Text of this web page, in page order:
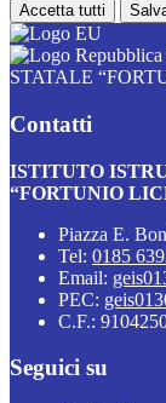
Accetta tutti
STATALE
Contatti
ISTITUTO
“FORTUNIO
Piazza E.
Tel: 0185
Email:
PEC:
C.F.:
Seguici su